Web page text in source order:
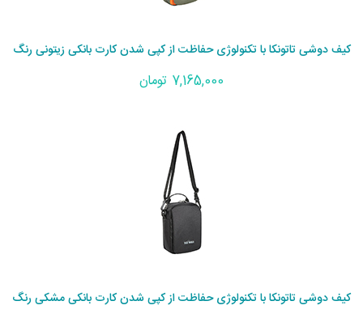
کیف دوشی تاتونکا با تکنولوژی حفاظت از کپی شدن کارت بانکی زیتونی رنگ
7,165,000 تومان
کیف دوشی تاتونکا با تکنولوژی حفاظت از کپی شدن کارت بانکی مشکی رنگ